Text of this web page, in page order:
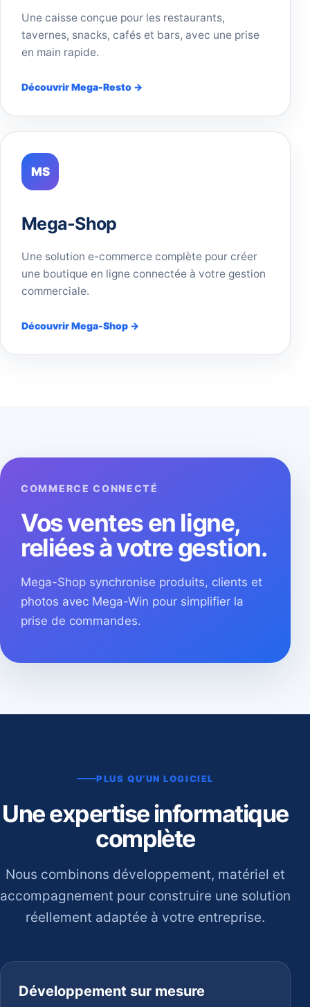
Une caisse conçue pour les restaurants,
tavernes, snacks, cafés et bars, avec une prise
en main rapide.
Découvrir Mega-Resto →
MS
Mega-Shop
Une solution e-commerce complète pour créer
une boutique en ligne connectée à votre gestion
commerciale.
Découvrir Mega-Shop →
COMMERCE CONNECTÉ
Vos ventes en ligne,
reliées à votre gestion.
Mega-Shop synchronise produits, clients et
photos avec Mega-Win pour simplifier la
prise de commandes.
PLUS QU’UN LOGICIEL
Une expertise informatique
complète
Nous combinons développement, matériel et
accompagnement pour construire une solution
réellement adaptée à votre entreprise.
Développement sur mesure